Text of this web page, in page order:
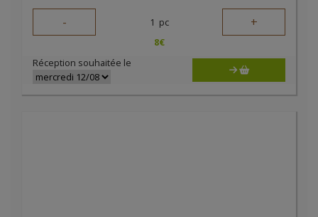
- 1 pc +
8€
Réception souhaitée le